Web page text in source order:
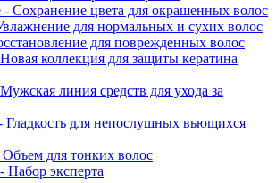
- Сохранение цвета для окрашенных волос
для нормальных и сухих волос
для поврежденных волос
коллекция для защиты кератина
линия средств для ухода за
Гладкость для непослушных вьющихся
для тонких волос
Набор эксперта